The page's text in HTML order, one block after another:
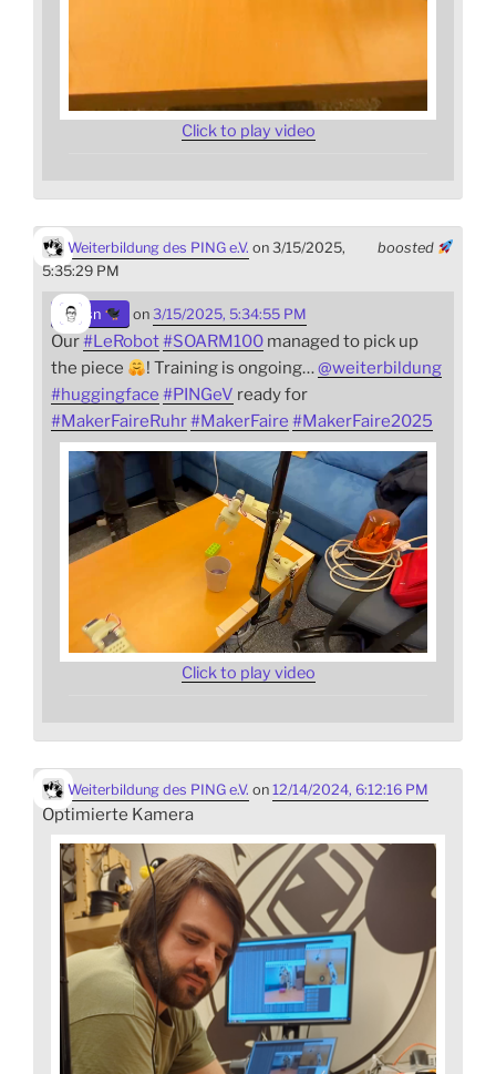
Click to play video
boosted
Weiterbildung des PING e.V. on 3/15/2025,
5:35:29 PM
sn on 3/15/2025, 5:34:55 PM
Our#LeRobot#SOARM100 managed to pick up
the piece
! Training is ongoing…@weiterbildung
#huggingface #PINGeV ready for
#MakerFaireRuhr#MakerFaire #MakerFaire2025
Click to play video
Weiterbildung des PING e.V. on 12/14/2024, 6:12:16 PM
Optimierte Kamera